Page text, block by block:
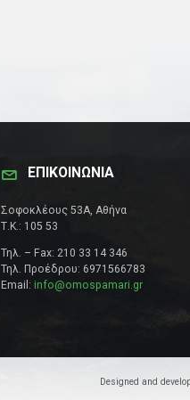
ΕΠΙΚΟΙΝΩΝΊΑ
Σοφοκλέους 53Α, Αθήνα
Τ.Κ.: 105 53
Τηλ. – Fax: 210 33 14 346
Τηλ. Προέδρου: 6971566783
Email: info@omospamari.gr
Designed and